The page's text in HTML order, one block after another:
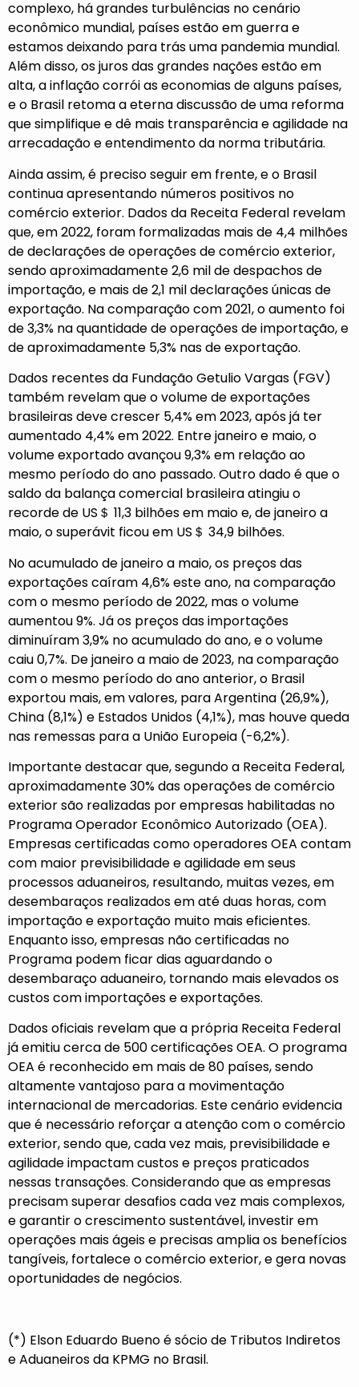
complexo, há grandes turbulências no cenário
econômico mundial, países estão em guerra e
estamos deixando para trás uma pandemia mundial.
Além disso, os juros das grandes nações estão em
alta, a inflação corrói as economias de alguns países,
e o Brasil retoma a eterna discussão de uma reforma
que simplifique e dê mais transparência e agilidade na
arrecadação e entendimento da norma tributária.
Ainda assim, é preciso seguir em frente, e o Brasil
continua apresentando números positivos no
comércio exterior. Dados da Receita Federal revelam
que, em 2022, foram formalizadas mais de 4,4 milhões
de declarações de operações de comércio exterior,
sendo aproximadamente 2,6 mil de despachos de
importação, e mais de 2,1 mil declarações únicas de
exportação. Na comparação com 2021, o aumento foi
de 3,3% na quantidade de operações de importação, e
de aproximadamente 5,3% nas de exportação.
Dados recentes da Fundação Getulio Vargas (FGV)
também revelam que o volume de exportações
brasileiras deve crescer 5,4% em 2023, após já ter
aumentado 4,4% em 2022. Entre janeiro e maio, o
volume exportado avançou 9,3% em relação ao
mesmo período do ano passado. Outro dado é que o
saldo da balança comercial brasileira atingiu o
recorde de US＄ 11,3 bilhões em maio e, de janeiro a
maio, o superávit ficou em US＄ 34,9 bilhões.
No acumulado de janeiro a maio, os preços das
exportações caíram 4,6% este ano, na comparação
com o mesmo período de 2022, mas o volume
aumentou 9%. Já os preços das importações
diminuíram 3,9% no acumulado do ano, e o volume
caiu 0,7%. De janeiro a maio de 2023, na comparação
com o mesmo período do ano anterior, o Brasil
exportou mais, em valores, para Argentina (26,9%),
China (8,1%) e Estados Unidos (4,1%), mas houve queda
nas remessas para a União Europeia (-6,2%).
Importante destacar que, segundo a Receita Federal,
aproximadamente 30% das operações de comércio
exterior são realizadas por empresas habilitadas no
Programa Operador Econômico Autorizado (OEA).
Empresas certificadas como operadores OEA contam
com maior previsibilidade e agilidade em seus
processos aduaneiros, resultando, muitas vezes, em
desembaraços realizados em até duas horas, com
importação e exportação muito mais eficientes.
Enquanto isso, empresas não certificadas no
Programa podem ficar dias aguardando o
desembaraço aduaneiro, tornando mais elevados os
custos com importações e exportações.
Dados oficiais revelam que a própria Receita Federal
já emitiu cerca de 500 certificações OEA. O programa
OEA é reconhecido em mais de 80 países, sendo
altamente vantajoso para a movimentação
internacional de mercadorias. Este cenário evidencia
que é necessário reforçar a atenção com o comércio
exterior, sendo que, cada vez mais, previsibilidade e
agilidade impactam custos e preços praticados
nessas transações. Considerando que as empresas
precisam superar desafios cada vez mais complexos,
e garantir o crescimento sustentável, investir em
operações mais ágeis e precisas amplia os benefícios
tangíveis, fortalece o comércio exterior, e gera novas
oportunidades de negócios.
(*) Elson Eduardo Bueno é sócio de Tributos Indiretos
e Aduaneiros da KPMG no Brasil.